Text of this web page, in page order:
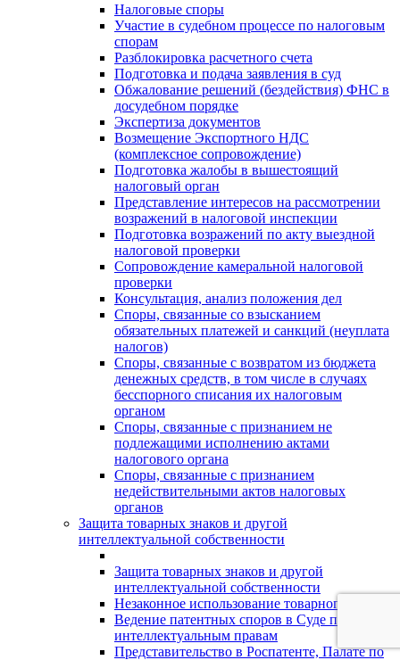
Налоговые споры
Участие в судебном процессе по налоговым
спорам
Разблокировка расчетного счета
Подготовка и подача заявления в суд
Обжалование решений (бездействия) ФНС в
досудебном порядке
Экспертиза документов
Возмещение Экспортного НДС
(комплексное сопровождение)
Подготовка жалобы в вышестоящий
налоговый орган
Представление интересов на рассмотрении
возражений в налоговой инспекции
Подготовка возражений по акту выездной
налоговой проверки
Сопровождение камеральной налоговой
проверки
Консультация, анализ положения дел
Споры, связанные со взысканием
обязательных платежей и санкций (неуплата
налогов)
Споры, связанные с возвратом из бюджета
денежных средств, в том числе в случаях
бесспорного списания их налоговым
органом
Споры, связанные с признанием не
подлежащими исполнению актами
налогового органа
Споры, связанные с признанием
недействительными актов налоговых
органов
Защита товарных знаков и другой
интеллектуальной собственности
Защита товарных знаков и другой
интеллектуальной собственности
Незаконное использование товарного знака
Ведение патентных споров в Суде по
интеллектуальным правам
Представительство в Роспатенте, Палате по